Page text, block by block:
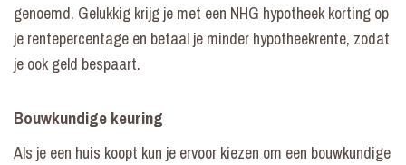
genoemd. Gelukkig krijg je met een NHG hypotheek korting op
je rentepercentage en betaal je minder hypotheekrente, zodat
je ook geld bespaart.
Bouwkundige keuring
Als je een huis koopt kun je ervoor kiezen om een bouwkundige